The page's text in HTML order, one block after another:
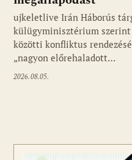
Fotó: ujkelet.live
ujkeletlive Irán Háborús
külügyminisztérium
közötti konfliktus
„nagyon előrehaladott…
2026.08.05.